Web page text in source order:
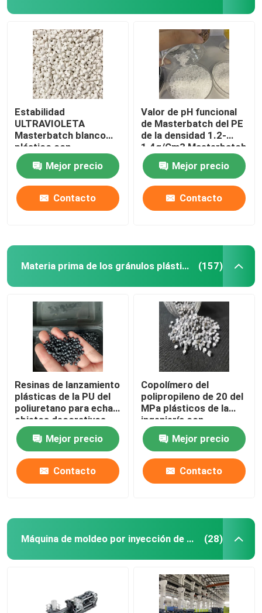
Estabilidad
ULTRAVIOLETA
Masterbatch blanco
plástico con
resistencia a las
inclemencias del
tiempo aumentada
Mejor precio
Contacto
Valor de pH funcional
de Masterbatch del PE
de la densidad 1.2-
1.4g/Cm3 Masterbatch
6-7
Mejor precio
Contacto
Materia prima de los gránulos plásticos (157)
Resinas de lanzamiento
plásticas de la PU del
poliuretano para echar
objetos decorativos
Mejor precio
Contacto
Copolímero del
polipropileno de 20 del
MPa plásticos de la
ingeniería con
conductividad termal
0,2 W/MKMejor precio
Contacto
Máquina de moldeo por inyección de plástico (28)